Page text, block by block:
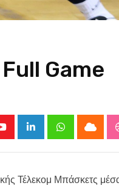
Game
LinkedInWhatsappCloud
Τέλεκομ Μπάσκετς